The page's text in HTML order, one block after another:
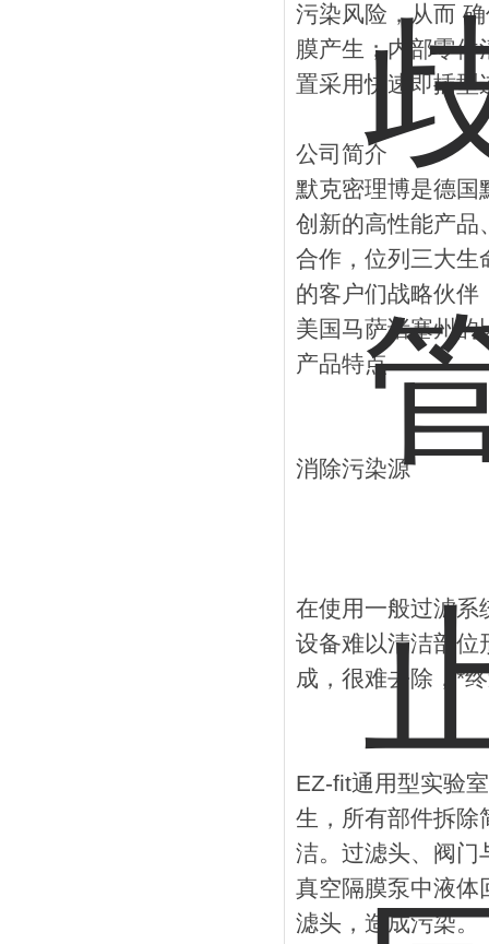
污染风险，从而
膜产生；内部零件
置采用快速即插型
公司简介
默克密理博是德国
创新的高性能产品
合作，位列三大生
的客户们战略伙伴
美国马萨诸塞州的
产品特点
消除污染源
在使用一般过滤系
设备难以清洁部位
成，很难去除，*
EZ-fit通用型实验
生，所有部件拆除
洁。过滤头、阀门
真空隔膜泵中液体
滤头，造成污染。